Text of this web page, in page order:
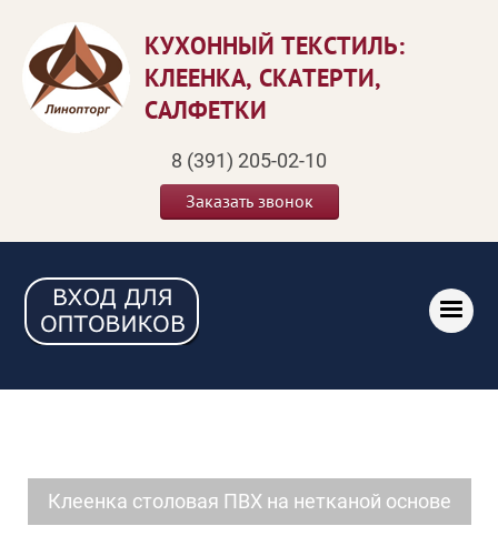
КУХОННЫЙ ТЕКСТИЛЬ:
КЛЕЕНКА, СКАТЕРТИ,
САЛФЕТКИ
8 (391) 205-02-10
Заказать звонок